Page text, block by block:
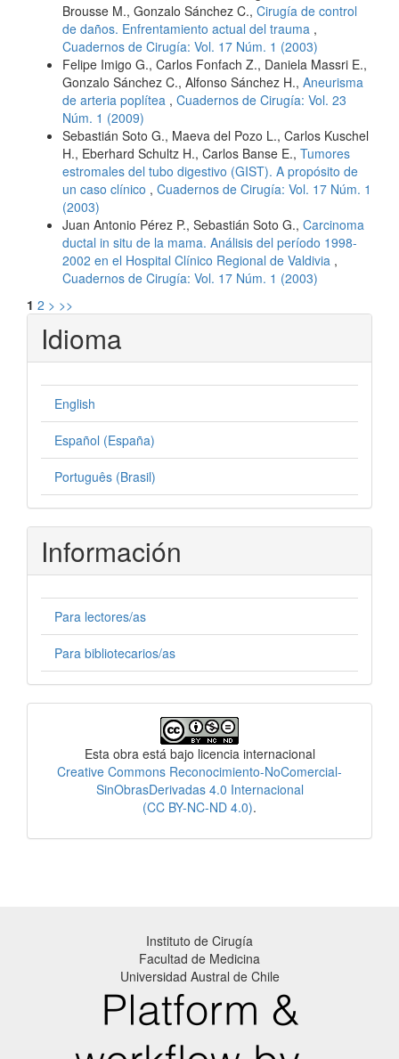
Brousse M., Gonzalo Sánchez C., Cirugía de control
de daños. Enfrentamiento actual del trauma ,
Cuadernos de Cirugía: Vol. 17 Núm. 1 (2003)
Felipe Imigo G., Carlos Fonfach Z., Daniela Massri E.,
Gonzalo Sánchez C., Alfonso Sánchez H., Aneurisma
de arteria poplítea , Cuadernos de Cirugía: Vol. 23
Núm. 1 (2009)
Sebastián Soto G., Maeva del Pozo L., Carlos Kuschel
H., Eberhard Schultz H., Carlos Banse E., Tumores
estromales del tubo digestivo (GIST). A propósito de
un caso clínico , Cuadernos de Cirugía: Vol. 17 Núm. 1
(2003)
Juan Antonio Pérez P., Sebastián Soto G., Carcinoma
ductal in situ de la mama. Análisis del período 1998-
2002 en el Hospital Clínico Regional de Valdivia ,
Cuadernos de Cirugía: Vol. 17 Núm. 1 (2003)
1 2 > >>
Idioma
English
Español (España)
Português (Brasil)
Información
Para lectores/as
Para bibliotecarios/as
Esta obra está bajo licencia internacional
Creative Commons Reconocimiento-NoComercial-
SinObrasDerivadas 4.0 Internacional
(CC BY-NC-ND 4.0).
Instituto de Cirugía
Facultad de Medicina
Universidad Austral de Chile